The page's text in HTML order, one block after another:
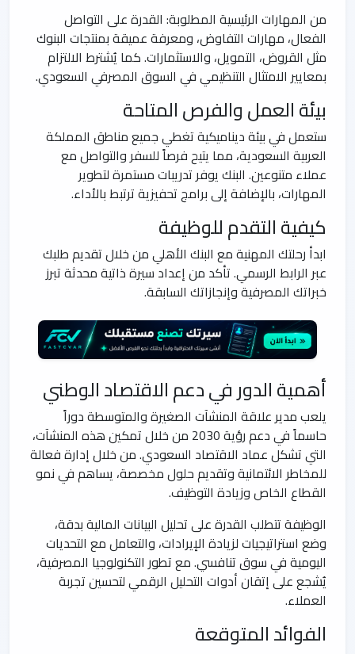
من المهارات الرئيسية المطلوبة: القدرة على التواصل
الفعال، مهارات التفاوض، ومعرفة عميقة بمنتجات البنوك
مثل القروض، التمويل، والاستثمارات. كما يُشترط الالتزام
بمعايير الامتثال التنظيمي في السوق المصرفي السعودي.
بيئة العمل والفرص المتاحة
ستعمل في بيئة ديناميكية تغطي جميع مناطق المملكة
العربية السعودية، مما يتيح فرصاً للسفر والتواصل مع
عملاء متنوعين. البنك يوفر تدريبات مستمرة لتطوير
المهارات، بالإضافة إلى برامج تحفيزية ترتبط بالأداء.
كيفية التقدم للوظيفة
ابدأ رحلتك المهنية مع البنك الأهلي من خلال تقديم طلبك
عبر الرابط الرسمي. تأكد من إعداد سيرة ذاتية محدثة تبرز
خبراتك المصرفية وإنجازاتك السابقة.
أهمية الدور في دعم الاقتصاد الوطني
يلعب مدير علاقة المنشآت الصغيرة والمتوسطة دوراً
حاسماً في دعم رؤية 2030 من خلال تمكين هذه المنشآت،
التي تشكل عماد الاقتصاد السعودي. من خلال إدارة فعالة
للمخاطر الائتمانية وتقديم حلول مخصصة، يساهم في نمو
القطاع الخاص وزيادة التوظيف.
الوظيفة تتطلب القدرة على تحليل البيانات المالية بدقة،
وضع استراتيجيات لزيادة الإيرادات، والتعامل مع التحديات
اليومية في سوق تنافسي. مع تطور التكنولوجيا المصرفية،
يُشجع على إتقان أدوات التحليل الرقمي لتحسين تجربة
العملاء.
الفوائد المتوقعة